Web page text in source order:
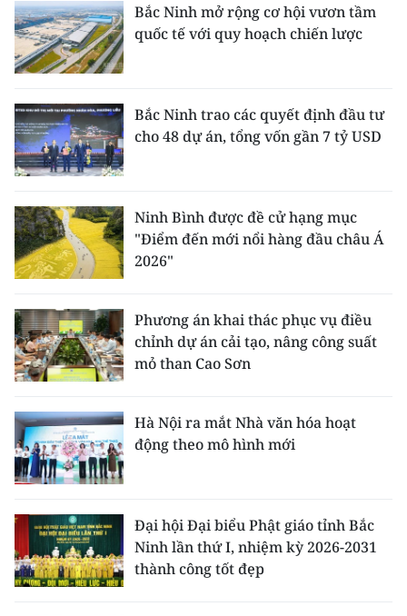
Bắc Ninh mở rộng cơ hội vươn tầm
quốc tế với quy hoạch chiến lược
Bắc Ninh trao các quyết định đầu tư
cho 48 dự án, tổng vốn gần 7 tỷ USD
Ninh Bình được đề cử hạng mục
"Điểm đến mới nổi hàng đầu châu Á
2026"
Phương án khai thác phục vụ điều
chỉnh dự án cải tạo, nâng công suất
mỏ than Cao Sơn
Hà Nội ra mắt Nhà văn hóa hoạt
động theo mô hình mới
Đại hội Đại biểu Phật giáo tỉnh Bắc
Ninh lần thứ I, nhiệm kỳ 2026-2031
thành công tốt đẹp